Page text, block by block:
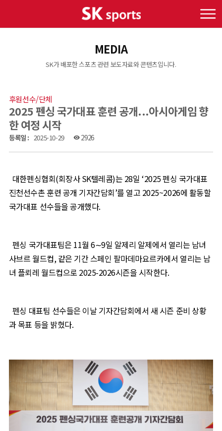
MEDIA
SK가 배포한 스포츠 관련 보도자료와 콘텐츠입니다.
후원선수/단체
2025 펜싱 국가대표 훈련 공개...아시아게임 향
한 여정 시작
등록일 : 2025-10-29 visibility 2926
대한펜싱협회(회장사SK텔레콤)는 28일 ‘2025펜싱 국가대표
진천선수촌 훈련 공개 기자간담회’를 열고 2025~2026에 활동할
국가대표 선수들을 공개했다.
펜싱 국가대표팀은 11월 6∼9일 알제리 알제에서 열리는 남녀
사브르 월드컵,같은 기간 스페인 팔마데마요르카에서 열리는 남
녀 플뢰레 월드컵으로 2025-2026시즌을 시작한다.
펜싱 대표팀 선수들은 이날 기자간담회에서 새 시즌 준비 상황
과 목표 등을 밝혔다.